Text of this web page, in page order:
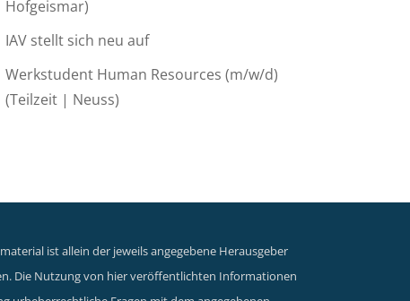
Hofgeismar)
IAV stellt sich neu auf
Werkstudent Human Resources (m/w/d)
(Teilzeit | Neuss)
ist allein der jeweils angegebene Herausgeber
Die Nutzung von hier veröffentlichten Informationen